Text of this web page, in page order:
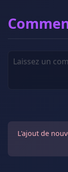
L'ajout de